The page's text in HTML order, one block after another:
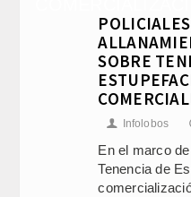
SOBRE
👤 Infolobos
En el marco
Tenencia de